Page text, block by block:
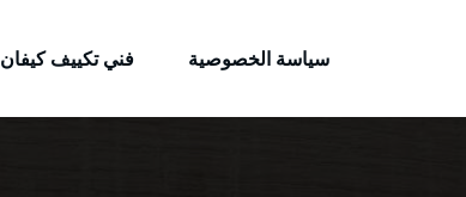
سياسة الخصوصية
فني تكييف كيفان